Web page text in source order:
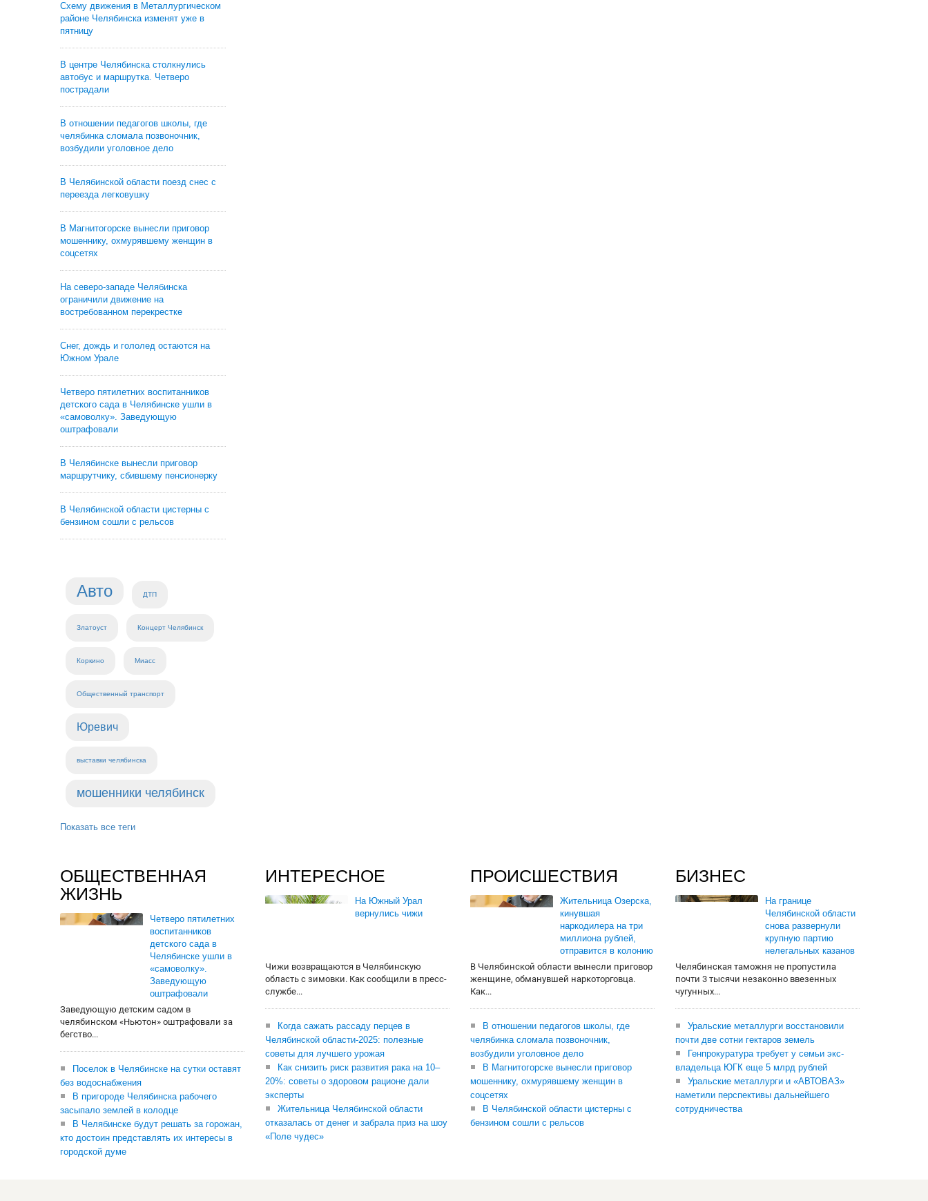
Схему движения в Металлургическом
районе Челябинска изменят уже в
пятницу
В центре Челябинска столкнулись
автобус и маршрутка. Четверо
пострадали
В отношении педагогов школы, где
челябинка сломала позвоночник,
возбудили уголовное дело
В Челябинской области поезд снес с
переезда легковушку
В Магнитогорске вынесли приговор
мошеннику, охмурявшему женщин в
соцсетях
На северо-западе Челябинска
ограничили движение на
востребованном перекрестке
Снег, дождь и гололед остаются на
Южном Урале
Четверо пятилетних воспитанников
детского сада в Челябинске ушли в
«самоволку». Заведующую
оштрафовали
В Челябинске вынесли приговор
маршрутчику, сбившему пенсионерку
В Челябинской области цистерны с
бензином сошли с рельсов
Авто ДТП
Златоуст Концерт Челябинск
Коркино Миасс
Общественный транспорт
Юревич
выставки челябинска
мошенники челябинск
Показать все теги
ОБЩЕСТВЕННАЯ
ЖИЗНЬ
Четверо пятилетних
воспитанников
детского сада в
Челябинске ушли в
«самоволку».
Заведующую
оштрафовали
Заведующую детским садом в
челябинском «Ньютон» оштрафовали за
бегство...
Поселок в Челябинске на сутки оставят
без водоснабжения
В пригороде Челябинска рабочего
засыпало землей в колодце
В Челябинске будут решать за горожан,
кто достоин представлять их интересы в
городской думе
ИНТЕРЕСНОЕ
На Южный Урал
вернулись чижи
Чижи возвращаются в Челябинскую
область с зимовки. Как сообщили в пресс-
службе...
Когда сажать рассаду перцев в
Челябинской области-2025: полезные
советы для лучшего урожая
Как снизить риск развития рака на 10–
20%: советы о здоровом рационе дали
эксперты
Жительница Челябинской области
отказалась от денег и забрала приз на шоу
«Поле чудес»
ПРОИСШЕСТВИЯ
Жительница Озерска,
кинувшая
наркодилера на три
миллиона рублей,
отправится в колонию
В Челябинской области вынесли приговор
женщине, обманувшей наркоторговца.
Как...
В отношении педагогов школы, где
челябинка сломала позвоночник,
возбудили уголовное дело
В Магнитогорске вынесли приговор
мошеннику, охмурявшему женщин в
соцсетях
В Челябинской области цистерны с
бензином сошли с рельсов
БИЗНЕС
На границе
Челябинской области
снова развернули
крупную партию
нелегальных казанов
Челябинская таможня не пропустила
почти 3 тысячи незаконно ввезенных
чугунных...
Уральские металлурги восстановили
почти две сотни гектаров земель
Генпрокуратура требует у семьи экс-
владельца ЮГК еще 5 млрд рублей
Уральские металлурги и «АВТОВАЗ»
наметили перспективы дальнейшего
сотрудничества